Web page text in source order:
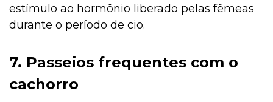
estímulo ao hormônio liberado pelas fêmeas
durante o período de cio.
7. Passeios frequentes com o
cachorro